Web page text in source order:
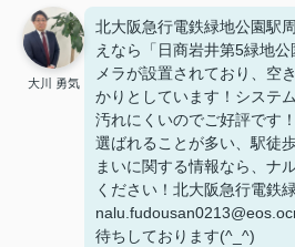
大川 勇気
北大阪急行電鉄緑地公園駅
えなら「日商岩井第5緑地
メラが設置されており、空
かりとしています！システ
汚れにくいのでご好評です
選ばれることが多い、駅徒
まいに関する情報なら、ナ
ください！北大阪急行電鉄
待ちしております(^_^)